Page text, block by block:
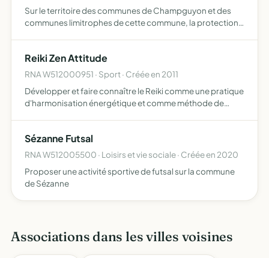
Sur le territoire des communes de Champguyon et des
communes limitrophes de cette commune, la protection
Reiki Zen Attitude
RNA W512000951 · Sport · Créée en 2011
Développer et faire connaître le Reiki comme une pratique
d'harmonisation énergétique et comme méthode de
mieux-êt…
Sézanne Futsal
RNA W512005500 · Loisirs et vie sociale · Créée en 2020
Proposer une activité sportive de futsal sur la commune
de Sézanne
Associations dans les villes voisines